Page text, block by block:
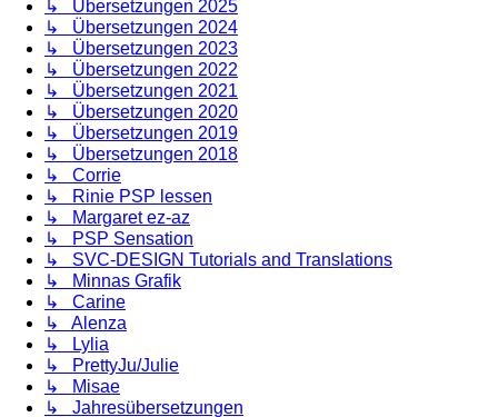
↳ Übersetzungen 2025
↳ Übersetzungen 2024
↳ Übersetzungen 2023
↳ Übersetzungen 2022
↳ Übersetzungen 2021
↳ Übersetzungen 2020
↳ Übersetzungen 2019
↳ Übersetzungen 2018
↳ Corrie
↳ Rinie PSP lessen
↳ Margaret ez-az
↳ PSP Sensation
↳ SVC-DESIGN Tutorials and Translations
↳ Minnas Grafik
↳ Carine
↳ Alenza
↳ Lylia
↳ PrettyJu/Julie
↳ Misae
↳ Jahresübersetzungen